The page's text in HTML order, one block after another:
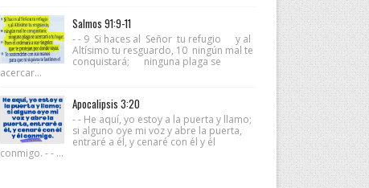
Salmos 91:9-11
- - 9 Si haces al Señor tu refugio y al
Altísimo tu resguardo, 10 ningún mal te
conquistará; ninguna plaga se
acercar...
Apocalipsis 3:20
- - He aquí, yo estoy a la puerta y llamo;
si alguno oye mi voz y abre la puerta,
entraré a él, y cenaré con él y él
conmigo. - - ...